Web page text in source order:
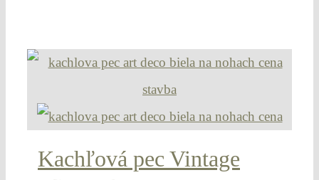
Kachľová pec Vintage